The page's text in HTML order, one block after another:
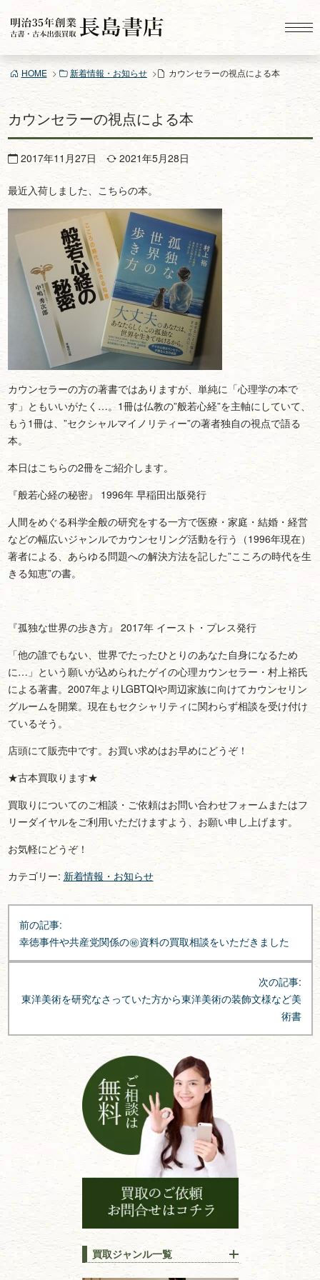
ン
ツ
ス
プ
HOME 新着情報・お知らせ カウンセラーの視点による本
カウンセラーの視点による本
2017年11月27日 2021年5月28日
最近入荷しました、こちらの本。
カウンセラーの方の著書ではありますが、単純に「心理学の本で
す」ともいいがたく…。1冊は仏教の”般若心経”を主軸にしていて、
もう1冊は、”セクシャルマイノリティー”の著者独自の視点で語る
本。
本日はこちらの2冊をご紹介します。
『般若心経の秘密』 1996年 早稲田出版発行
人間をめぐる科学全般の研究をする一方で医療・家庭・結婚・経営
などの幅広いジャンルでカウンセリング活動を行う（1996年現在）
著者による、あらゆる問題への解決方法を記した”こころの時代を生
きる知恵”の書。
『孤独な世界の歩き方』 2017年 イースト・プレス発行
「他の誰でもない、世界でたったひとりのあなた自身になるため
に…」という願いが込められたゲイの心理カウンセラー・村上裕氏
による著書。2007年よりLGBTQIや周辺家族に向けてカウンセリン
グルームを開業。現在もセクシャリティに関わらず相談を受け付け
ているそう。
店頭にて販売中です。お買い求めはお早めにどうぞ！
★古本買取ります★
買取りについてのご相談・ご依頼はお問い合わせフォームまたはフ
リーダイヤルをご利用いただけますよう、お願い申し上げます。
お気軽にどうぞ！
カテゴリー: 新着情報・お知らせ
投
稿
ナ
ビ
ゲ
ー
シ
ョ
前の記事:
幸徳事件や共産党関係の㊙資料の買取相談をいただきました
次の記事:
東洋美術を研究なさっていた方から東洋美術の装飾文様など美
術書
買取ジャンル一覧